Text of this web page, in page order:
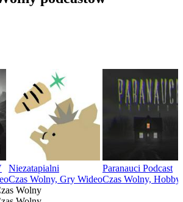
Niezatapialni
Czas Wolny, Gry Wideo
Paranauci Podcast
Czas Wolny, Hobby
Wolny